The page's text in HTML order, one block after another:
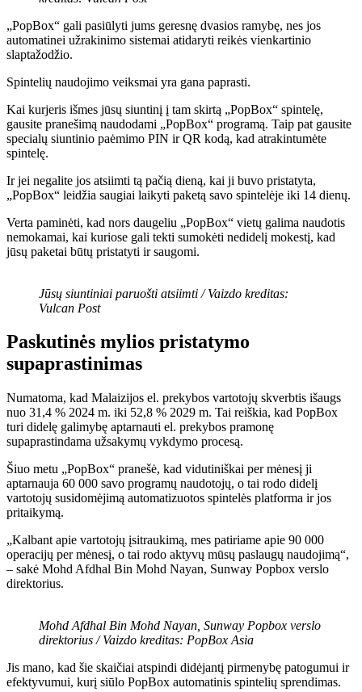
„PopBox“ gali pasiūlyti jums geresnę dvasios ramybę, nes jos
automatinei užrakinimo sistemai atidaryti reikės vienkartinio
slaptažodžio.
Spintelių naudojimo veiksmai yra gana paprasti.
Kai kurjeris išmes jūsų siuntinį į tam skirtą „PopBox“ spintelę,
gausite pranešimą naudodami „PopBox“ programą. Taip pat gausite
specialų siuntinio paėmimo PIN ir QR kodą, kad atrakintumėte
spintelę.
Ir jei negalite jos atsiimti tą pačią dieną, kai ji buvo pristatyta,
„PopBox“ leidžia saugiai laikyti paketą savo spintelėje iki 14 dienų.
Verta paminėti, kad nors daugeliu „PopBox“ vietų galima naudotis
nemokamai, kai kuriose gali tekti sumokėti nedidelį mokestį, kad
jūsų paketai būtų pristatyti ir saugomi.
Jūsų siuntiniai paruošti atsiimti / Vaizdo kreditas:
Vulcan Post
Paskutinės mylios pristatymo
supaprastinimas
Numatoma, kad Malaizijos el. prekybos vartotojų skverbtis išaugs
nuo 31,4 % 2024 m. iki 52,8 % 2029 m. Tai reiškia, kad PopBox
turi didelę galimybę aptarnauti el. prekybos pramonę
supaprastindama užsakymų vykdymo procesą.
Šiuo metu „PopBox“ pranešė, kad vidutiniškai per mėnesį ji
aptarnauja 60 000 savo programų naudotojų, o tai rodo didelį
vartotojų susidomėjimą automatizuotos spintelės platforma ir jos
pritaikymą.
„Kalbant apie vartotojų įsitraukimą, mes patiriame apie 90 000
operacijų per mėnesį, o tai rodo aktyvų mūsų paslaugų naudojimą“,
– sakė Mohd Afdhal Bin Mohd Nayan, Sunway Popbox verslo
direktorius.
Mohd Afdhal Bin Mohd Nayan, Sunway Popbox verslo
direktorius / Vaizdo kreditas: PopBox Asia
Jis mano, kad šie skaičiai atspindi didėjantį pirmenybę patogumui ir
efektyvumui, kurį siūlo PopBox automatinis spintelių sprendimas.